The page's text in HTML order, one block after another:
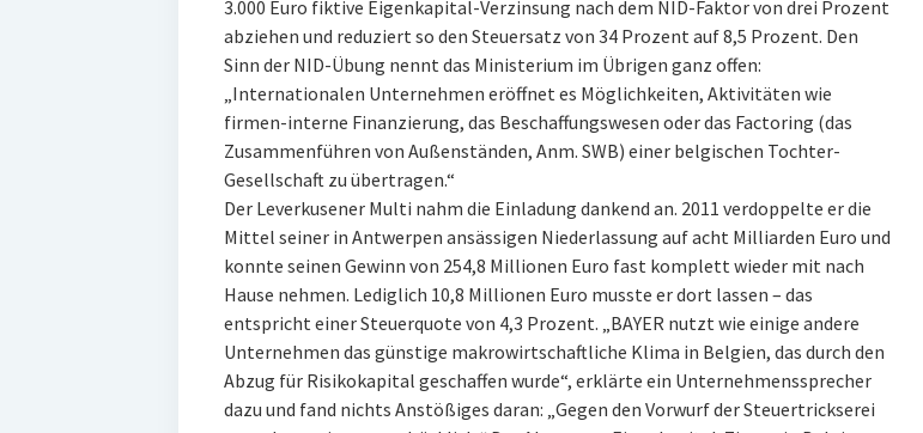
3.000 Euro fiktive Eigenkapital-Verzinsung nach dem NID-Faktor von drei Prozent
abziehen und reduziert so den Steuersatz von 34 Prozent auf 8,5 Prozent. Den
Sinn der NID-Übung nennt das Ministerium im Übrigen ganz offen:
„Internationalen Unternehmen eröffnet es Möglichkeiten, Aktivitäten wie
firmen-interne Finanzierung, das Beschaffungswesen oder das Factoring (das
Zusammenführen von Außenständen, Anm. SWB) einer belgischen Tochter-
Gesellschaft zu übertragen.“
Der Leverkusener Multi nahm die Einladung dankend an. 2011 verdoppelte er die
Mittel seiner in Antwerpen ansässigen Niederlassung auf acht Milliarden Euro und
konnte seinen Gewinn von 254,8 Millionen Euro fast komplett wieder mit nach
Hause nehmen. Lediglich 10,8 Millionen Euro musste er dort lassen – das
entspricht einer Steuerquote von 4,3 Prozent. „BAYER nutzt wie einige andere
Unternehmen das günstige makrowirtschaftliche Klima in Belgien, das durch den
Abzug für Risikokapital geschaffen wurde“, erklärte ein Unternehmenssprecher
dazu und fand nichts Anstößiges daran: „Gegen den Vorwurf der Steuertrickserei